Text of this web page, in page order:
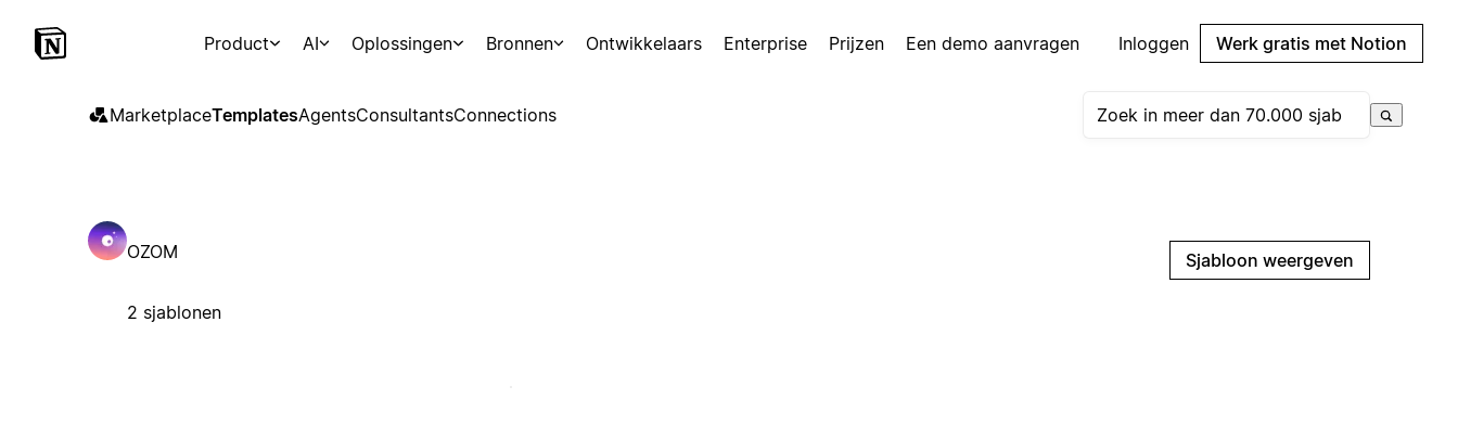
Product AI Oplossingen Bronnen Ontwikkelaars Enterprise Prijzen Een demo aanvragen Inloggen Werk gratis met Notion
MarketplaceTemplatesAgentsConsultantsConnections
OZOM
2 sjablonen
Sjabloon weergeven